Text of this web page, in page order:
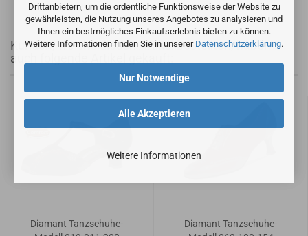
Drittanbietern, um die ordentliche Funktionsweise der Website zu
gewährleisten, die Nutzung unseres Angebotes zu analysieren und
Ihnen ein bestmögliches Einkaufserlebnis bieten zu können.
Weitere Informationen finden Sie in unserer Datenschutzerklärung.
Alle Akzeptieren
Nur Notwendige
Weitere Informationen
Kunden, welche diesen Artikel bestellten, haben
auch folgende Artikel gekauft:
Diamant Tanzschuhe-
Diamant Tanzschuhe-